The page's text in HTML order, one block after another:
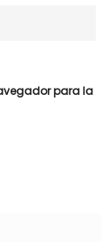
para la